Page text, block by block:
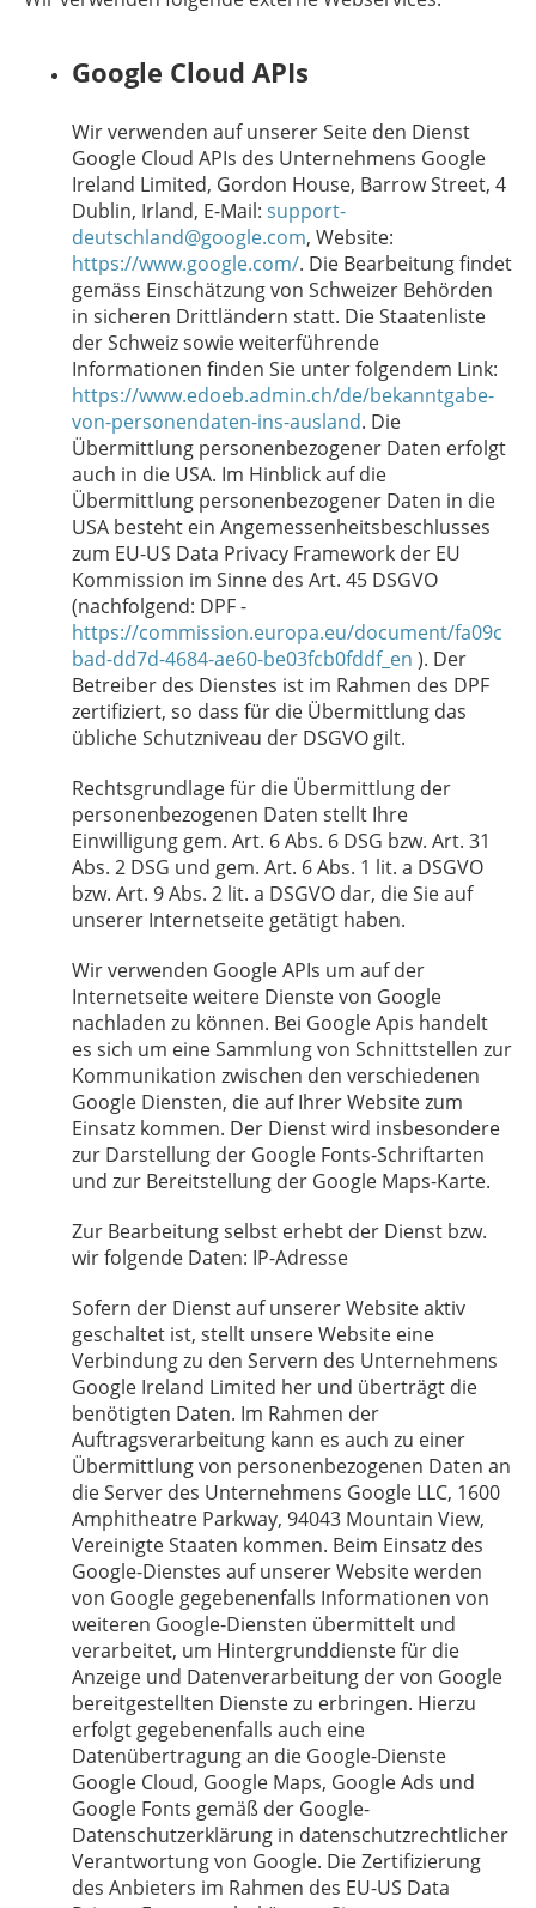
Google Cloud APIs
Wir verwenden auf unserer Seite den Dienst
Google Cloud APIs des Unternehmens Google
Ireland Limited, Gordon House, Barrow Street, 4
Dublin, Irland, E-Mail: support-
deutschland@google.com, Website:
https://www.google.com/. Die Bearbeitung findet
gemäss Einschätzung von Schweizer Behörden
in sicheren Drittländern statt. Die Staatenliste
der Schweiz sowie weiterführende
Informationen finden Sie unter folgendem Link:
https://www.edoeb.admin.ch/de/bekanntgabe-
von-personendaten-ins-ausland. Die
Übermittlung personenbezogener Daten erfolgt
auch in die USA. Im Hinblick auf die
Übermittlung personenbezogener Daten in die
USA besteht ein Angemessenheitsbeschlusses
zum EU-US Data Privacy Framework der EU
Kommission im Sinne des Art. 45 DSGVO
(nachfolgend: DPF -
https://commission.europa.eu/document/fa09c
bad-dd7d-4684-ae60-be03fcb0fddf_en ). Der
Betreiber des Dienstes ist im Rahmen des DPF
zertifiziert, so dass für die Übermittlung das
übliche Schutzniveau der DSGVO gilt.
Rechtsgrundlage für die Übermittlung der
personenbezogenen Daten stellt Ihre
Einwilligung gem. Art. 6 Abs. 6 DSG bzw. Art. 31
Abs. 2 DSG und gem. Art. 6 Abs. 1 lit. a DSGVO
bzw. Art. 9 Abs. 2 lit. a DSGVO dar, die Sie auf
unserer Internetseite getätigt haben.
Wir verwenden Google APIs um auf der
Internetseite weitere Dienste von Google
nachladen zu können. Bei Google Apis handelt
es sich um eine Sammlung von Schnittstellen zur
Kommunikation zwischen den verschiedenen
Google Diensten, die auf Ihrer Website zum
Einsatz kommen. Der Dienst wird insbesondere
zur Darstellung der Google Fonts-Schriftarten
und zur Bereitstellung der Google Maps-Karte.
Zur Bearbeitung selbst erhebt der Dienst bzw.
wir folgende Daten: IP-Adresse
Sofern der Dienst auf unserer Website aktiv
geschaltet ist, stellt unsere Website eine
Verbindung zu den Servern des Unternehmens
Google Ireland Limited her und überträgt die
benötigten Daten. Im Rahmen der
Auftragsverarbeitung kann es auch zu einer
Übermittlung von personenbezogenen Daten an
die Server des Unternehmens Google LLC, 1600
Amphitheatre Parkway, 94043 Mountain View,
Vereinigte Staaten kommen. Beim Einsatz des
Google-Dienstes auf unserer Website werden
von Google gegebenenfalls Informationen von
weiteren Google-Diensten übermittelt und
verarbeitet, um Hintergrunddienste für die
Anzeige und Datenverarbeitung der von Google
bereitgestellten Dienste zu erbringen. Hierzu
erfolgt gegebenenfalls auch eine
Datenübertragung an die Google-Dienste
Google Cloud, Google Maps, Google Ads und
Google Fonts gemäß der Google-
Datenschutzerklärung in datenschutzrechtlicher
Verantwortung von Google. Die Zertifizierung
des Anbieters im Rahmen des EU-US Data